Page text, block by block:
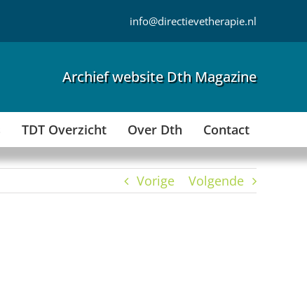
info@directievetherapie.nl
Archief website Dth Magazine
TDT Overzicht Over Dth Contact
Vorige Volgende